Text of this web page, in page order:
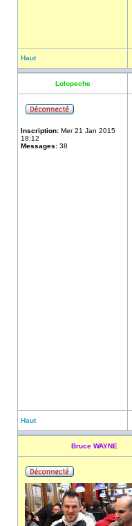
Haut
Lolopeche
Inscription: Mer 21 Jan 2015
18:12
Messages: 38
Haut
Bruce WAYNE